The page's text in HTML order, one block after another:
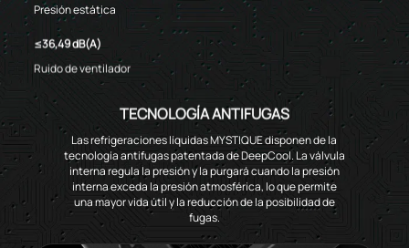
Presión estática
≤36,49 dB(A)
Ruido de ventilador
TECNOLOGÍA ANTIFUGAS
Las refrigeraciones líquidas MYSTIQUE disponen de la
tecnología antifugas patentada de DeepCool. La válvula
interna regula la presión y la purgará cuando la presión
interna exceda la presión atmosférica, lo que permite
una mayor vida útil y la reducción de la posibilidad de
fugas.